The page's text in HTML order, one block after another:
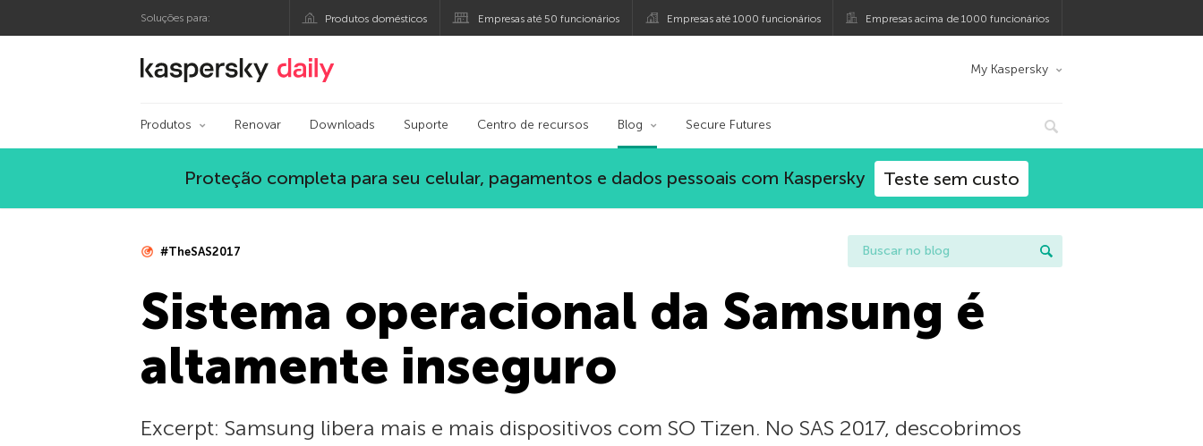
Soluções para: Produtos domésticos Empresas até 50 funcionários Empresas até 1000 funcionários Empresas acima de 1000 funcionários
Blog oficial da Kaspersky My Kaspersky
Produtos Renovar Downloads Suporte Centro de recursos Blog Secure Futures
Proteção completa para seu celular, pagamentos e dados pessoais com Kaspersky Teste sem custo
#TheSAS2017
Sistema operacional da Samsung é
altamente inseguro
Excerpt: Samsung libera mais e mais dispositivos com SO Tizen. No SAS 2017, descobrimos